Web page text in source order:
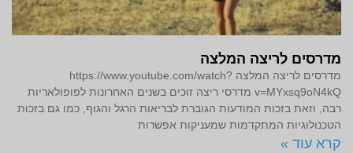
מדרסים לריצה המלצה
מדרסים לריצה המלצה https://www.youtube.com/watch?
v=MYxsq9oN4kQ מדרסי ריצה זוכים בשנים האחרונות לפופולאריות
רבה, וזאת בזכות המודעות הגוברת לבריאות הרגל והגוף, כמו גם בזכות
הטכנולוגיות המתקדמות שמעניקות אפשרות
קרא עוד »